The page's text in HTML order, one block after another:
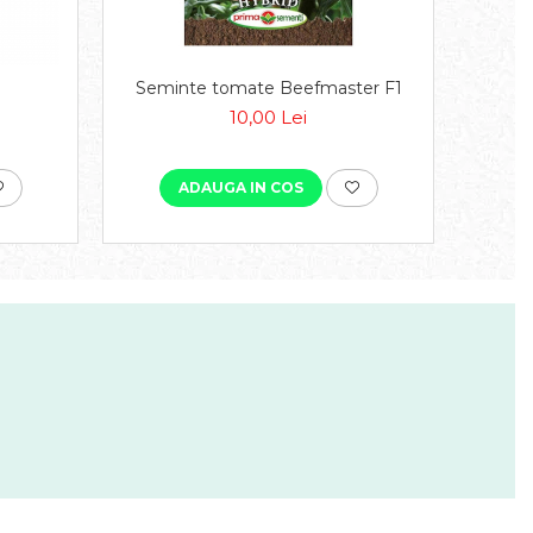
Seminte tomate Beefmaster F1
10,00 Lei
ADAUGA IN COS